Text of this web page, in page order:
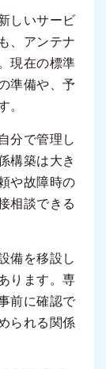
しいサービ
、アンテナ
現在の標準
準備や、予
。
分で管理し
構築は大き
や故障時の
相談できる
備を移設し
ります。専
前に確認で
られる関係